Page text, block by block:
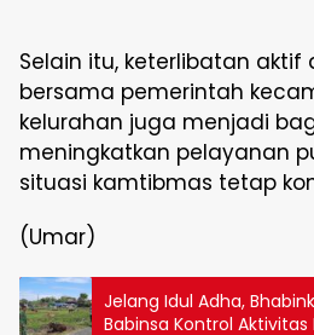
Selain itu, keterlibatan aktif
bersama pemerintah
kelurahan juga menjadi
meningkatkan pelayanan
situasi kamtibmas tetap
(Umar)
Jelang Idul Adha,
Babinsa Kontrol Aktivitas